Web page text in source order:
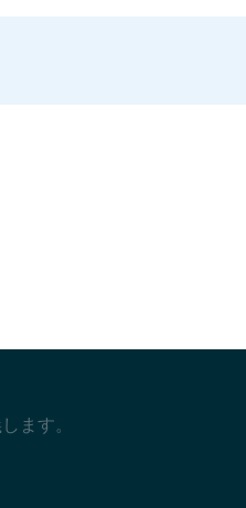
ます。